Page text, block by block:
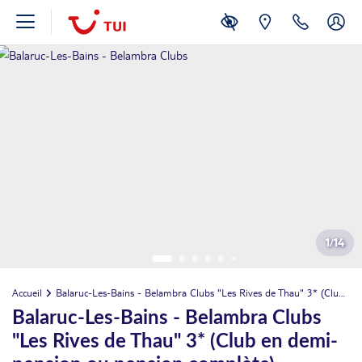
1/14
Accueil Balaruc-Les-Bains - Belambra Clubs "Les Rives de Thau" 3* (Club en demi-pension ou pension complète)
Balaruc-Les-Bains - Belambra Clubs
"Les Rives de Thau" 3* (Club en demi-